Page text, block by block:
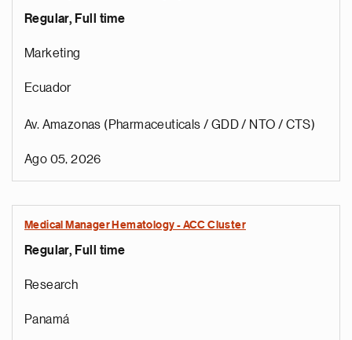
Regular, Full time
Marketing
Ecuador
Av. Amazonas (Pharmaceuticals / GDD / NTO / CTS)
Ago 05, 2026
Medical Manager Hematology - ACC Cluster
Regular, Full time
Research
Panamá